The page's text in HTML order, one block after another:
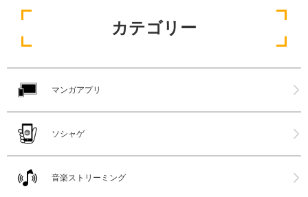
カテゴリー
マンガアプリ
ソシャゲ
音楽ストリーミング